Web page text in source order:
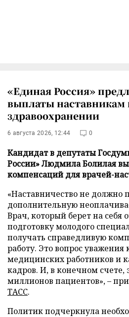
«Единая Россия»
выплаты наставникам
здравоохранении
6 августа 2026, 12:44 0
Кандидат в депутаты
России» Людмила Болилая
компенсаций для врачей-
«Наставничество не должно
дополнительную
Врач, который берет на себя
подготовку молодого
получать справедливую
работу. Это вопрос уважения
медицинских работников и
кадров. И, в конечном счете,
миллионов пациентов», –
ТАСС.
Политик подчеркнула